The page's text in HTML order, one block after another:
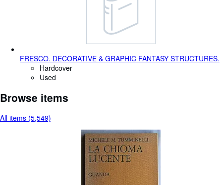
FRESCO. DECORATIVE & GRAPHIC FANTASY STRUCTURES.
Hardcover
Used
Browse items
All items (5,549)